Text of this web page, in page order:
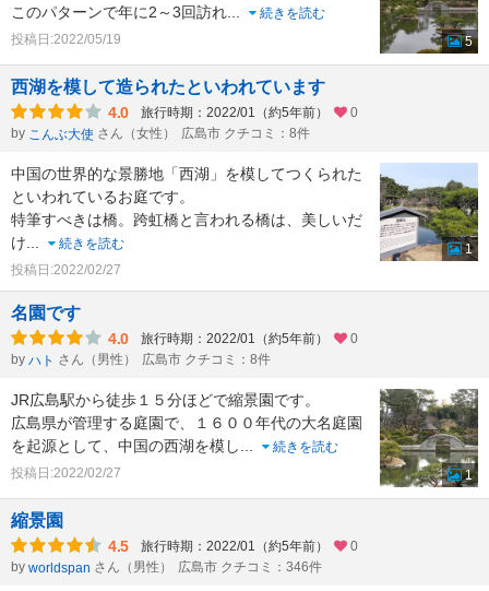
このパターンで年に2～3回訪れ
続きを読む
投稿日:2022/05/19
5
西湖を模して造られたといわれています
4.0 旅行時期：2022/01（約5年前）
0
by こんぶ大使 さん（女性） 広島市 クチコミ：8件
中国の世界的な景勝地「西湖」を模してつくられた
といわれているお庭です。
特筆すべきは橋。跨虹橋と言われる橋は、美しいだ
け
続きを読む
投稿日:2022/02/27
1
名園です
4.0 旅行時期：2022/01（約5年前）
0
by ハト さん（男性） 広島市 クチコミ：8件
JR広島駅から徒歩１５分ほどで縮景園です。
広島県が管理する庭園で、１６００年代の大名庭園
を起源として、中国の西湖を模し
続きを読む
投稿日:2022/02/27
1
縮景園
4.5 旅行時期：2022/01（約5年前）
0
by worldspan さん（男性） 広島市 クチコミ：346件